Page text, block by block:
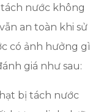
nước không
an toàn khi sử
có ảnh hưởng gì
giá như sau:
bị tách nước